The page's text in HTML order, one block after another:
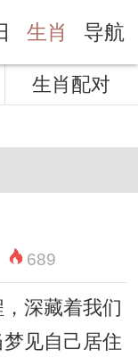
生肖 导航
生肖配对
689
深藏着我们
见自己居住